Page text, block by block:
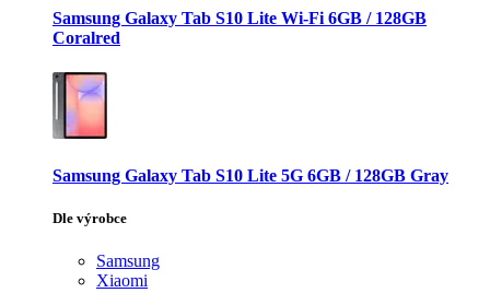
Samsung Galaxy Tab S10 Lite Wi-Fi 6GB / 128GB
Coralred
Samsung Galaxy Tab S10 Lite 5G 6GB / 128GB Gray
Dle výrobce
Samsung
Xiaomi